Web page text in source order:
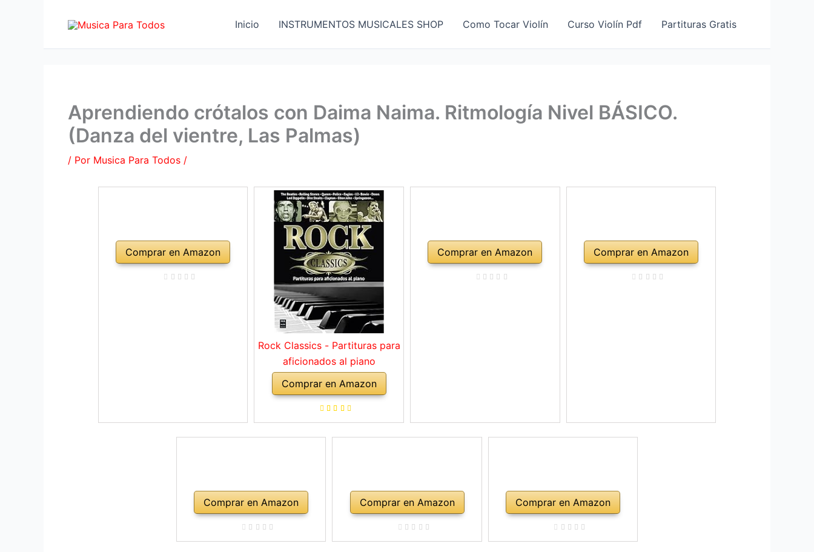
Inicio INSTRUMENTOS MUSICALES SHOP Como Tocar Violín Curso Violín Pdf Partituras Gratis
Aprendiendo crótalos con Daima Naima. Ritmología Nivel BÁSICO.
(Danza del vientre, Las Palmas)
/ Por Musica Para Todos /
Comprar en Amazon
Rock Classics - Partituras para
aficionados al piano
Comprar en Amazon
Comprar en Amazon Comprar en Amazon
Comprar en Amazon Comprar en Amazon Comprar en Amazon